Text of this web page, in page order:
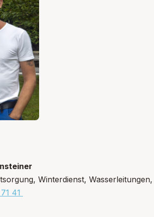
Winterdienst,
41